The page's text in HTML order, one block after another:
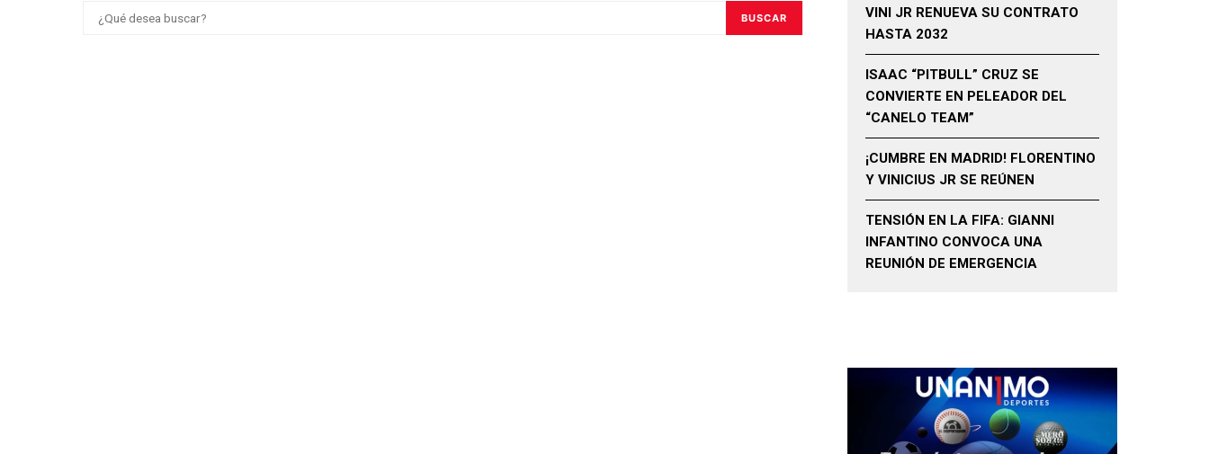
BUSCAR
VINI JR RENUEVA SU CONTRATO
HASTA 2032
ISAAC “PITBULL” CRUZ SE
CONVIERTE EN PELEADOR DEL
“CANELO TEAM”
¡CUMBRE EN MADRID! FLORENTINO
Y VINICIUS JR SE REÚNEN
TENSIÓN EN LA FIFA: GIANNI
INFANTINO CONVOCA UNA
REUNIÓN DE EMERGENCIA